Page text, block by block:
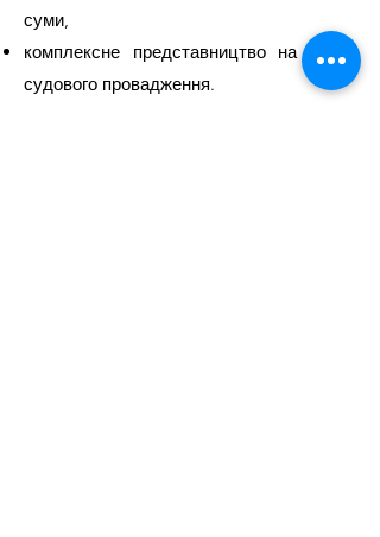
суми,
комплексне представництво на стадії
судового провадження.